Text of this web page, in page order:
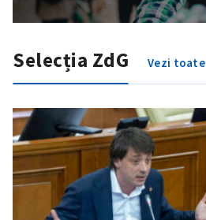
Selecția ZdG Vezi toate